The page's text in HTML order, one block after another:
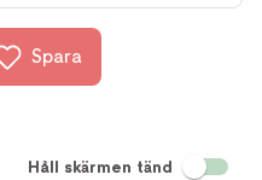
Spara
Håll skärmen tänd